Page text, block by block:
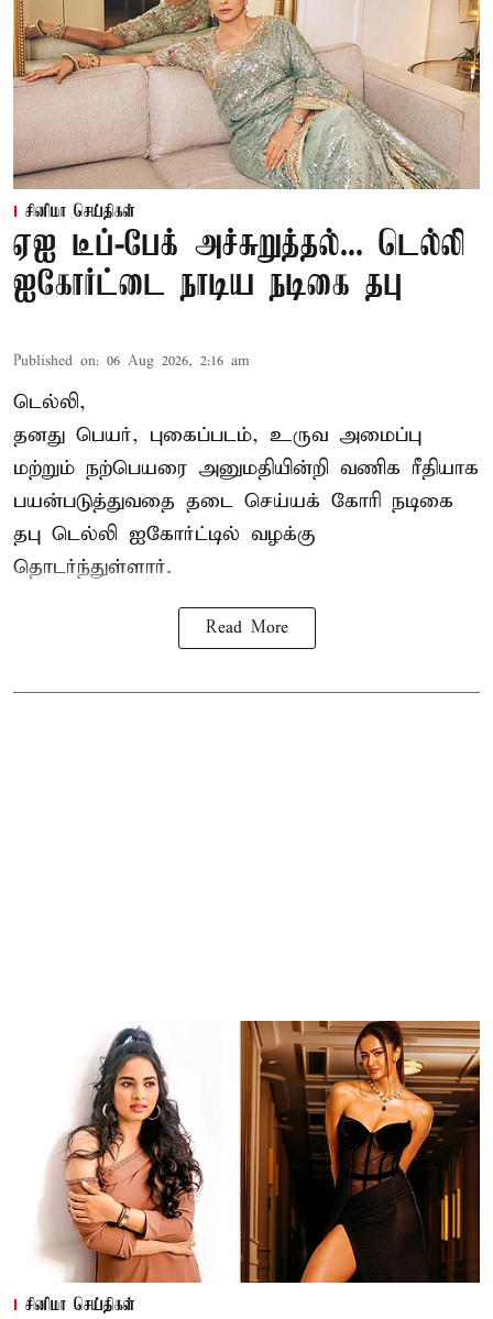
சினிமா செய்திகள்
ஏஐ டீப்-பேக் அச்சுறுத்தல்... டெல்லி
ஐகோர்ட்டை நாடிய நடிகை தபு
Published on: 06 Aug 2026, 2:16 am
டெல்லி,
தனது பெயர், புகைப்படம், உருவ அமைப்பு
மற்றும் நற்பெயரை அனுமதியின்றி வணிக ரீதியாக
பயன்படுத்துவதை தடை செய்யக் கோரி நடிகை
தபு டெல்லி ஐகோர்ட்டில் வழக்கு
தொடர்ந்துள்ளார்.
Read More
சினிமா செய்திகள்